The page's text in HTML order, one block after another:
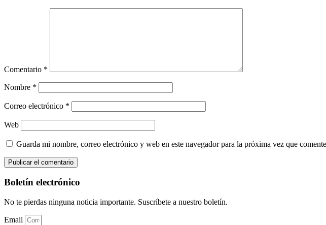
Comentario *
Nombre *
Correo electrónico *
Web
Guarda mi nombre, correo electrónico y web en este navegador para la próxima vez que
Boletín electrónico
No te pierdas ninguna noticia importante. Suscríbete a nuestro boletín.
Email